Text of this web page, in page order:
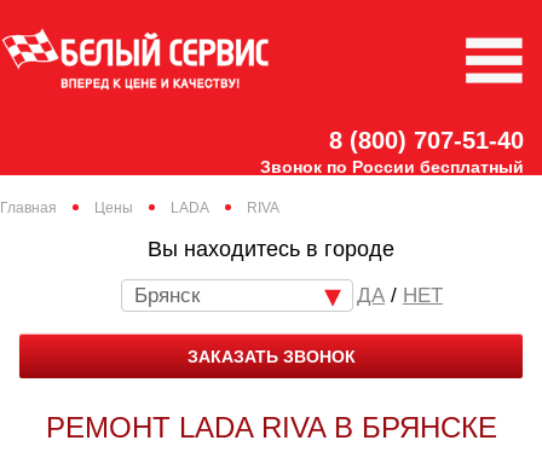
8 (800) 707-51-40
Звонок по России бесплатный
Главная Цены LADA RIVA
Вы находитесь в городе
Брянск / НЕТ
ЗАКАЗАТЬ ЗВОНОК
РЕМОНТ LADA RIVA В БРЯНСКЕ